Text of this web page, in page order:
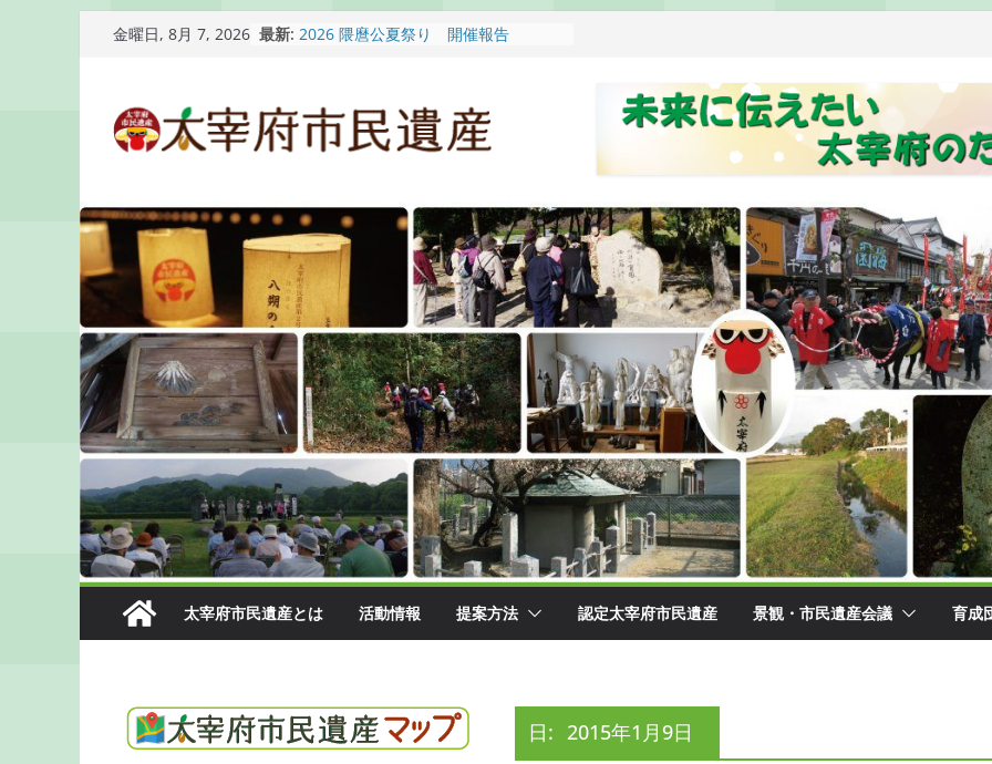
ス
ッ
プ
金曜日, 8月 7, 2026 最新: 2026 隈麿公夏祭り 開催報告
梅香苑夏まつり子どもみこし開催のお
知らせ
太宰府市民遺産とは 活動情報 提案方法 認定太宰府市民遺産 景観・市民遺産会議 育成
日: 2015年1月9日